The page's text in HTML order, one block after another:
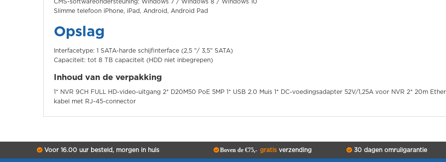
CMS-softwareondersteuning: Windows 7 / Windows 8 / Windows 10
Slimme telefoon iPhone, iPad, Android, Android Pad
Opslag
Interfacetype: 1 SATA-harde schijfinterface (2,5 "/ 3,5" SATA)
Capaciteit: tot 8 TB capaciteit (HDD niet inbegrepen)
Inhoud van de verpakking
1* NVR 9CH FULL HD-video-uitgang 2* D20M50 PoE 5MP 1* USB 2.0 Muis 1* DC-voedingsadapter 52V/1,25A voor NVR 2* 20m
kabel met RJ-45-connector
Voor 16.00 uur besteld, morgen in huis Boven de €75,- gratisverzending 30 dagen omruilgarantie